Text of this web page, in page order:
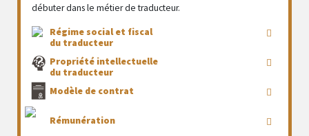
débuter dans le métier de traducteur.
Régime social et fiscal
du traducteur
Propriété intellectuelle
du traducteur
Modèle de contrat
Rémunération